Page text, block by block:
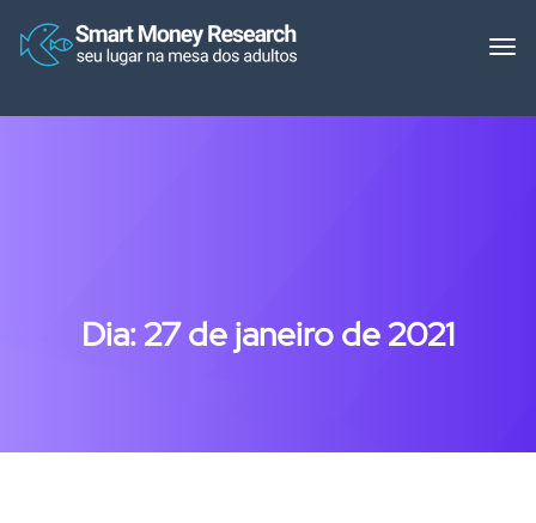
Dia:27 de janeiro de 2021